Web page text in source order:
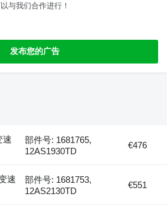
与我们合作进行！
发布您的广告
速
部件号: 1681765,
12AS1930TD
€476
速
部件号: 1681753,
12AS2130TD
€551